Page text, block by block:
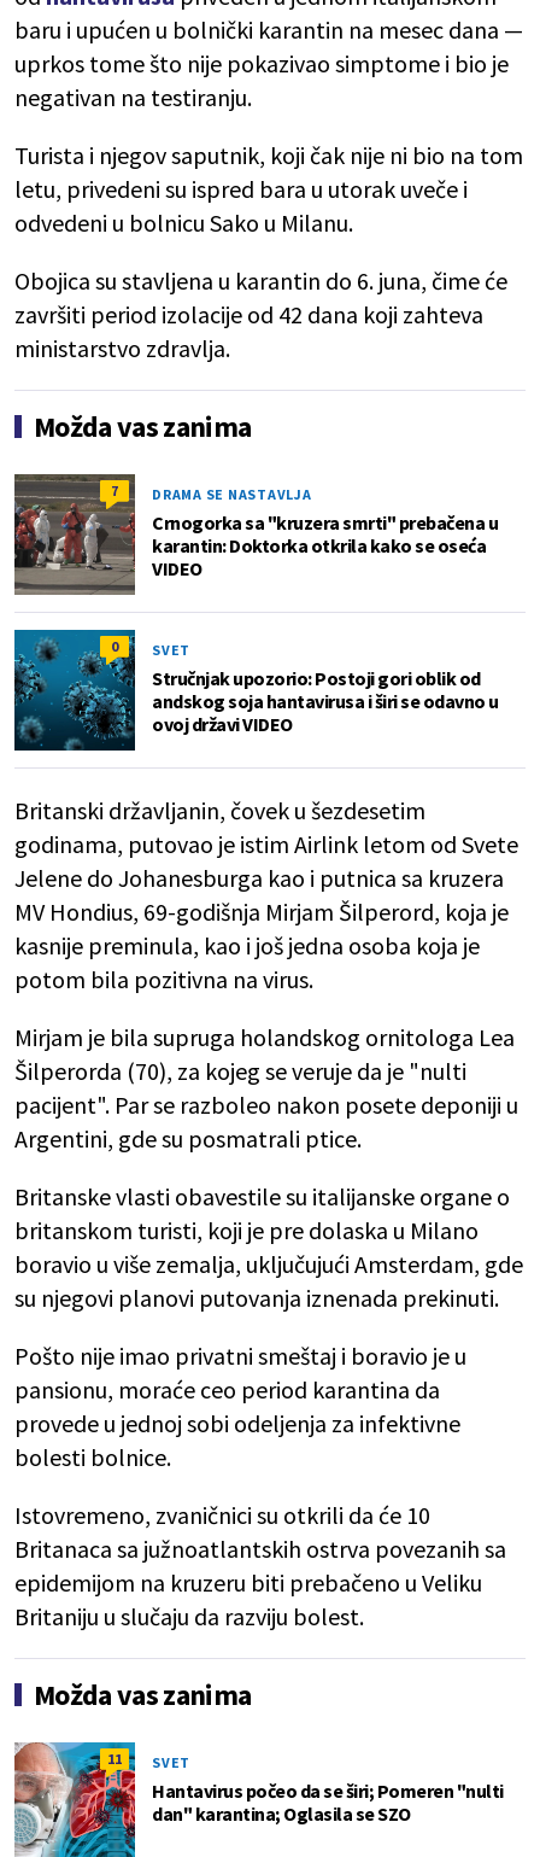
baru i upućen u bolnički karantin na mesec dana —
uprkos tome što nije pokazivao simptome i bio je
negativan na testiranju.
Turista i njegov saputnik, koji čak nije ni bio na tom
letu, privedeni su ispred bara u utorak uveče i
odvedeni u bolnicu Sako u Milanu.
Obojica su stavljena u karantin do 6. juna, čime će
završiti period izolacije od 42 dana koji zahteva
ministarstvo zdravlja.
Možda vas zanima
7 DRAMA SE NASTAVLJA
Crnogorka sa "kruzera smrti" prebačena u
karantin: Doktorka otkrila kako se oseća
VIDEO
0 SVET
Stručnjak upozorio: Postoji gori oblik od
andskog soja hantavirusa i širi se odavno u
ovoj državi VIDEO
Britanski državljanin, čovek u šezdesetim
godinama, putovao je istim Airlink letom od Svete
Jelene do Johanesburga kao i putnica sa kruzera
MV Hondius, 69-godišnja Mirjam Šilperord, koja je
kasnije preminula, kao i još jedna osoba koja je
potom bila pozitivna na virus.
Mirjam je bila supruga holandskog ornitologa Lea
Šilperorda (70), za kojeg se veruje da je "nulti
pacijent". Par se razboleo nakon posete deponiji u
Argentini, gde su posmatrali ptice.
Britanske vlasti obavestile su italijanske organe o
britanskom turisti, koji je pre dolaska u Milano
boravio u više zemalja, uključujući Amsterdam, gde
su njegovi planovi putovanja iznenada prekinuti.
Pošto nije imao privatni smeštaj i boravio je u
pansionu, moraće ceo period karantina da
provede u jednoj sobi odeljenja za infektivne
bolesti bolnice.
Istovremeno, zvaničnici su otkrili da će 10
Britanaca sa južnoatlantskih ostrva povezanih sa
epidemijom na kruzeru biti prebačeno u Veliku
Britaniju u slučaju da razviju bolest.
Možda vas zanima
11 SVET
Hantavirus počeo da se širi; Pomeren "nulti
dan" karantina; Oglasila se SZO